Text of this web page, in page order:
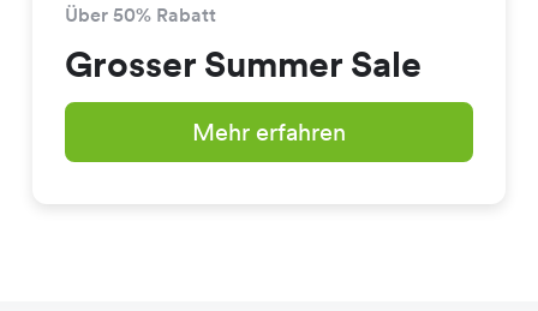
Über 50% Rabatt
Grosser Summer Sale
Mehr erfahren